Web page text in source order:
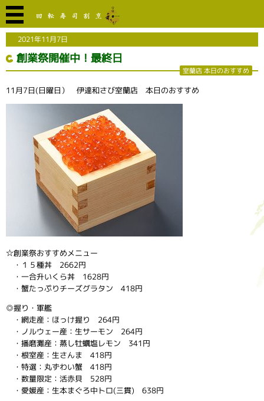
2021年11月7日
創業祭開催中！最終日
室蘭店 本日のおすすめ
11月7日(日曜日） 伊達和さび室蘭店 本日のおすすめ
☆創業祭おすすめメニュー
・１５種丼 2662円
・一合升いくら丼 1628円
・蟹たっぷりチーズグラタン 418円
◎握り・軍艦
・網走産：ほっけ握り 264円
・ノルウェー産：生サーモン 264円
・播磨灘産：蒸し牡蠣塩レモン 341円
・根室産：生さんま 418円
・特選：丸ずわい蟹 418円
・数量限定：活赤貝 528円
・愛媛産：生本まぐろ中トロ(三貫) 638円